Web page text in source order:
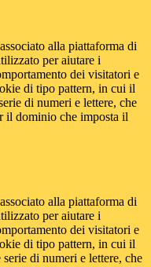
alla piattaforma di
per aiutare i
dei visitatori e
di tipo pattern, in cui il
di numeri e lettere, che
il dominio che imposta il
alla piattaforma di
per aiutare i
dei visitatori e
di tipo pattern, in cui il
di numeri e lettere, che